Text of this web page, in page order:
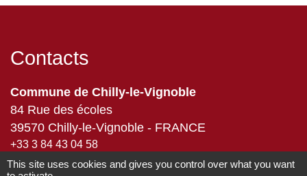
Contacts
Commune de Chilly-le-Vignoble
84 Rue des écoles
39570 Chilly-le-Vignoble - FRANCE
+33 3 84 43 04 58
Contact par formulaire
This site uses cookies and gives you control over what you want